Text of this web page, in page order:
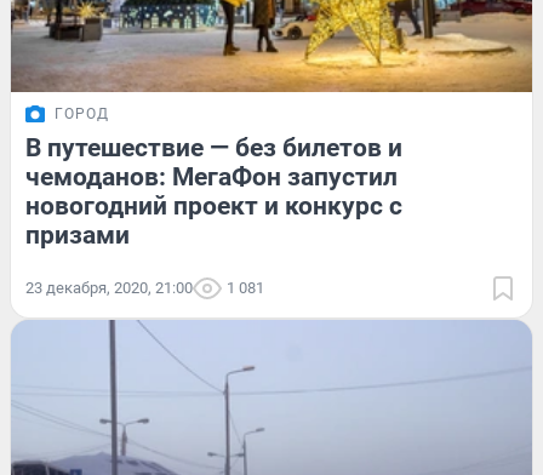
ГОРОД
В путешествие — без билетов и
чемоданов: МегаФон запустил
новогодний проект и конкурс с
призами
23 декабря, 2020, 21:00 1 081